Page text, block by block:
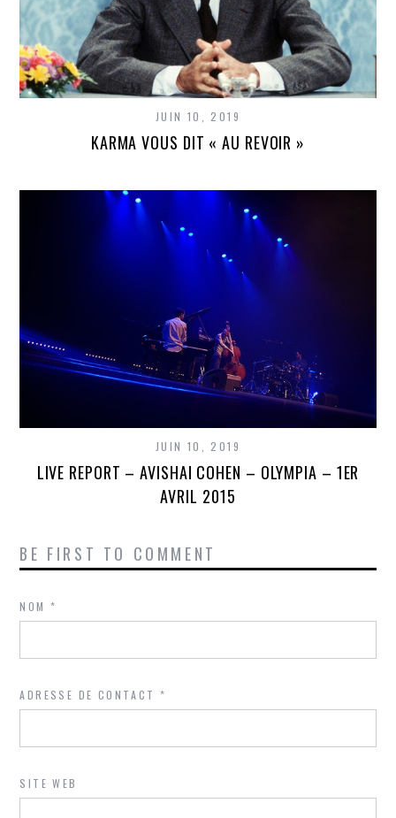
JUIN 10, 2019
KARMA VOUS DIT « AU REVOIR »
JUIN 10, 2019
LIVE REPORT – AVISHAI COHEN – OLYMPIA – 1ER
AVRIL 2015
BE FIRST TO COMMENT
NOM*
ADRESSE DE CONTACT*
SITE WEB